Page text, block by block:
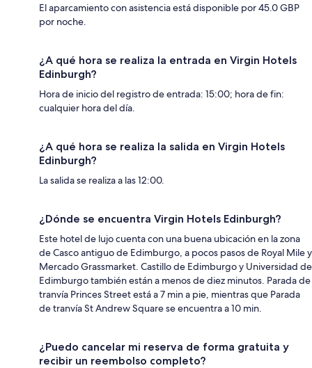
El aparcamiento con asistencia está disponible por 45.0 GBP
por noche.
¿A qué hora se realiza la entrada en Virgin Hotels
Edinburgh?
Hora de inicio del registro de entrada: 15:00; hora de fin:
cualquier hora del día.
¿A qué hora se realiza la salida en Virgin Hotels
Edinburgh?
La salida se realiza a las 12:00.
¿Dónde se encuentra Virgin Hotels Edinburgh?
Este hotel de lujo cuenta con una buena ubicación en la zona
de Casco antiguo de Edimburgo, a pocos pasos de Royal Mile y
Mercado Grassmarket. Castillo de Edimburgo y Universidad de
Edimburgo también están a menos de diez minutos. Parada de
tranvía Princes Street está a 7 min a pie, mientras que Parada
de tranvía St Andrew Square se encuentra a 10 min.
¿Puedo cancelar mi reserva de forma gratuita y
recibir un reembolso completo?